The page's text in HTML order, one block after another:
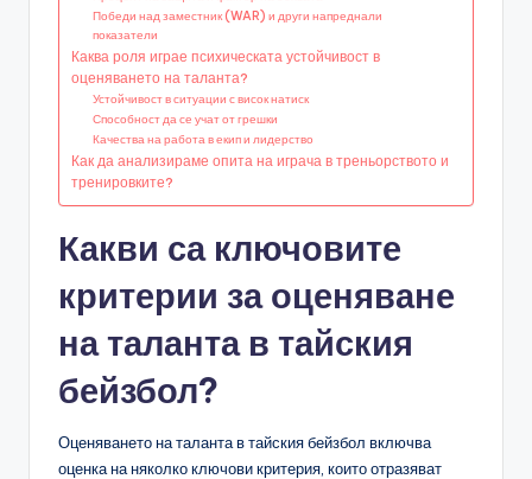
Победи над заместник (WAR) и други напреднали
показатели
Каква роля играе психическата устойчивост в
оценяването на таланта?
Устойчивост в ситуации с висок натиск
Способност да се учат от грешки
Качества на работа в екип и лидерство
Как да анализираме опита на играча в треньорството и
тренировките?
Какви са ключовите
критерии за оценяване
на таланта в тайския
бейзбол?
Оценяването на таланта в тайския бейзбол включва
оценка на няколко ключови критерия, които отразяват